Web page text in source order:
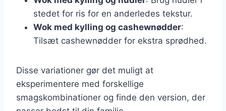
stedet for ris for en anderledes tekstur.
Wok med kylling og cashewnødder:
Tilsæt cashewnødder for ekstra sprødhed.
Disse variationer gør det muligt at
eksperimentere med forskellige
smagskombinationer og finde den version, der